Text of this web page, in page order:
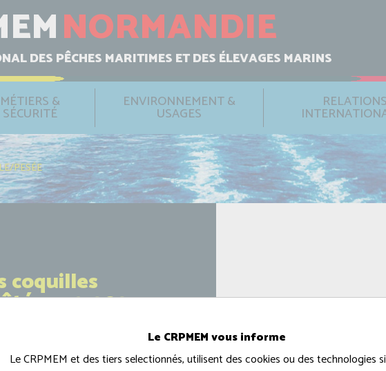
NORMANDIE
DES PÊCHES MARITIMES ET DES ÉLEVAGES MARINS
MÉTIERS &
SÉCURITÉ
ENVIRONNEMENT &
USAGES
RELATIONS
PESÉE
coquilles
n149-2024
Le CRPMEM vous informe
Le CRPMEM et des tiers selectionnés, utilisent des cookies ou des technologies